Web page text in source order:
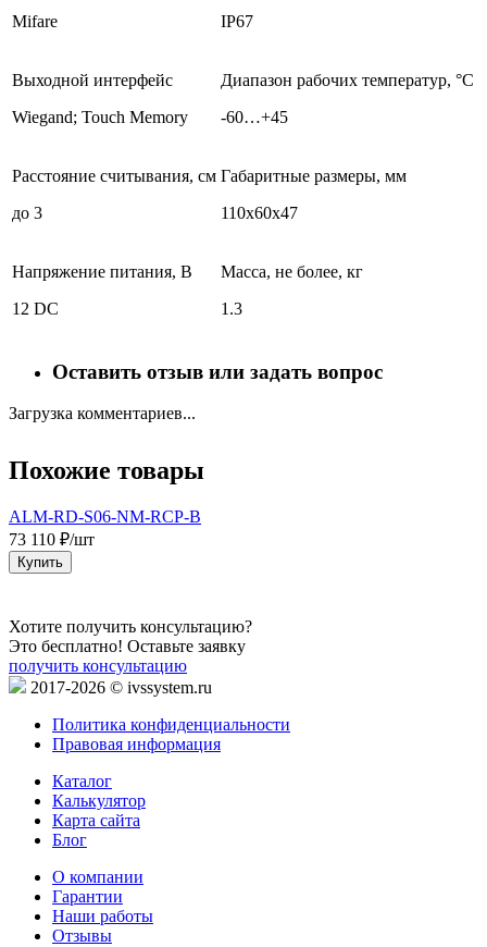
Mifare
IP67
Выходной интерфейс
Wiegand; Touch Memory
Диапазон рабочих температур, °С
-60…+45
Расстояние считывания, см
до 3
Габаритные размеры, мм
110х60х47
Напряжение питания, В
12 DC
Масса, не более, кг
1.3
Оставить отзыв или задать вопрос
Загрузка комментариев...
Похожие товары
ALM-RD-S06-NM-RCP-B
73 110 ₽/шт
Купить
Хотите получить консультацию?
Это бесплатно! Оставьте заявку
получить консультацию
2017-2026 © ivssystem.ru
Политика конфиденциальности
Правовая информация
Каталог
Калькулятор
Карта сайта
Блог
О компании
Гарантии
Наши работы
Отзывы